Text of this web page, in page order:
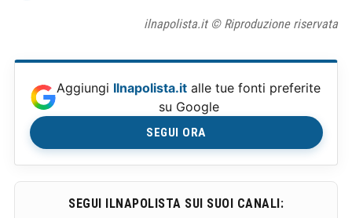
ilnapolista.it © Riproduzione riservata
Aggiungi Ilnapolista.it alle tue fonti preferite
su Google
SEGUI ORA
SEGUI ILNAPOLISTA SUI SUOI CANALI: